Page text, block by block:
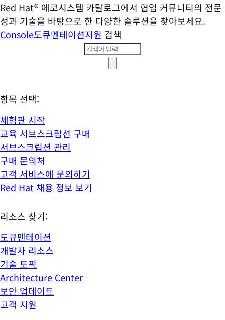
Red Hat® 에코시스템 카탈로그에서 협업 커뮤니티의 전문
성과 기술을 바탕으로 한 다양한 솔루션을 찾아보세요.
Console도큐멘테이션지원 검색
항목 선택:
체험판 시작
교육 서브스크립션 구매
서브스크립션 관리
구매 문의처
고객 서비스에 문의하기
Red Hat 채용 정보 보기
리소스 찾기:
도큐멘테이션
개발자 리소스
기술 토픽
Architecture Center
보안 업데이트
고객 지원